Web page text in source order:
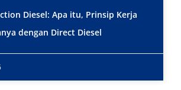
Diesel: Apa itu, Prinsip Kerja
dengan Direct Diesel